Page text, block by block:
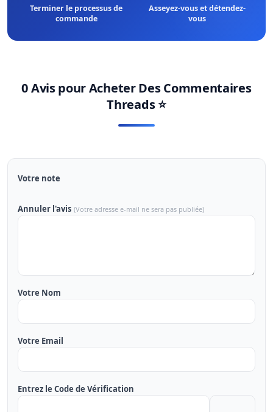
Terminer le processus de
commande
Asseyez-vous et détendez-
vous
0 Avis pourAcheter Des Commentaires
Threads⭐
Votre note
Annuler l'avis (Votre adresse e-mail ne sera pas publiée)
Votre Nom
Votre Email
Entrez le Code de Vérification